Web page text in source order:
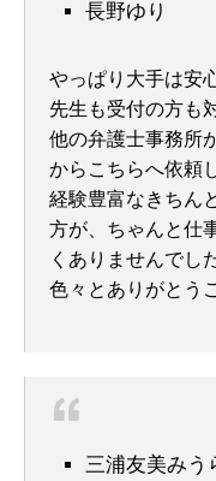
長野ゆり
やっぱり大手は安
先生も受付の方も
他の弁護士事務所
からこちらへ依頼
経験豊富なきちん
方が、ちゃんと仕
くありませんでし
色々とありがとう
三浦友美みう